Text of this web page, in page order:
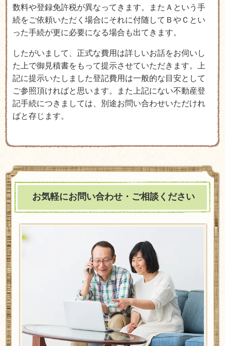
数料や登録免許税が異なってきます。
またＡという手
続をご依頼いただく場合にそれに付随してＢやＣとい
った手続が更に必要になる場合も出てきます。
したがいまして、正式な費用は詳しいお話をお伺いし
た上で御見積書をもって提示させていただきます。
上
記に提示いたしました登記費用は一般的な目安として
ご参照頂ければと思います。また上記にない不動産登
記手続につきましては、別途お問い合わせいただけれ
ばと存じます。
お気軽にお問い合わせ・ご相談ください